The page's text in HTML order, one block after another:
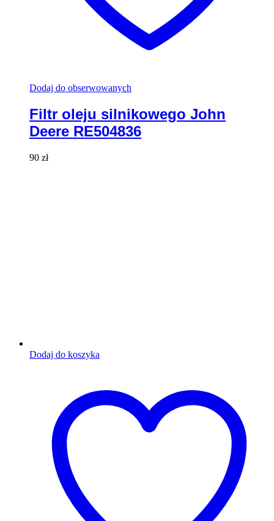
Dodaj do obserwowanych
Filtr oleju silnikowego John
Deere RE504836
90 zł
Dodaj do koszyka